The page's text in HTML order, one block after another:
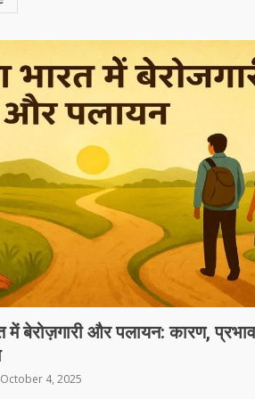
में बेरोज़गारी और पलायन: कारण, प्रभाव
October 4, 2025